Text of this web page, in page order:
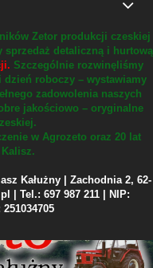
Zetor produkcji czeskiej
sprzedaż detaliczną i hurtową
Szczególnie rozwinęliśmy
dzień roboczy – wystawiamy
zadowolenia naszych
jakościowo – oryginalne
w Agrozeto oraz 20 lat
Kałużny | Zachodnia 2, 62-
| Tel.: 697 987 211 | NIP:
251034705